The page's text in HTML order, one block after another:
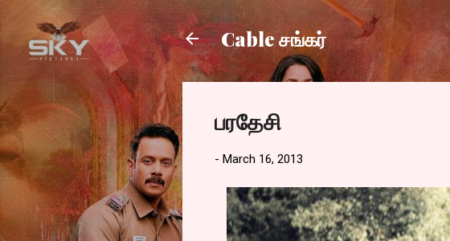
Cable சங்கர்
பரதேசி
- March 16, 2013